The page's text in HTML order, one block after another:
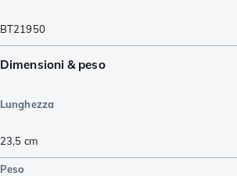
BT21950
Dimensioni & peso
Lunghezza
23,5 cm
Peso